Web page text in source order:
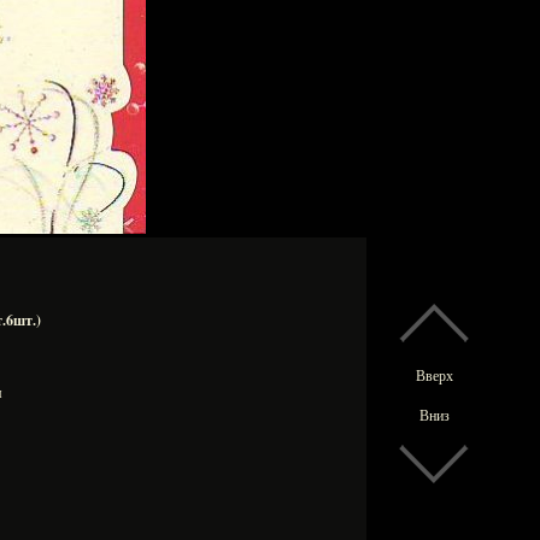
Вверх
Вниз